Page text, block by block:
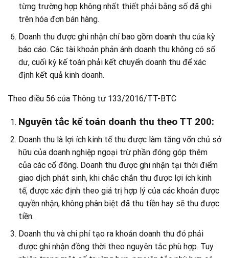
từng trường hợp không nhất thiết phải bằng số đã ghi
trên hóa đơn bán hàng.
Doanh thu được ghi nhận chỉ bao gồm doanh thu của kỳ
báo cáo. Các tài khoản phản ánh doanh thu không có số
dư, cuối kỳ kế toán phải kết chuyển doanh thu để xác
định kết quả kinh doanh.
Theo điều 56 của Thông tư 133/2016/TT-BTC
Nguyên tắc kế toán doanh thu theo TT 200:
Doanh thu là lợi ích kinh tế thu được làm tăng vốn chủ sở
hữu của doanh nghiệp ngoại trừ phần đóng góp thêm
của các cổ đông. Doanh thu được ghi nhận tại thời điểm
giao dịch phát sinh, khi chắc chắn thu được lợi ích kinh
tế, được xác định theo giá trị hợp lý của các khoản được
quyền nhận, không phân biệt đã thu tiền hay sẽ thu được
tiền.
Doanh thu và chi phí tạo ra khoản doanh thu đó phải
được ghi nhận đồng thời theo nguyên tắc phù hợp. Tuy